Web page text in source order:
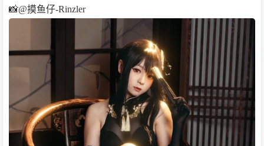
📸@摸鱼仔-Rinzler ​​​